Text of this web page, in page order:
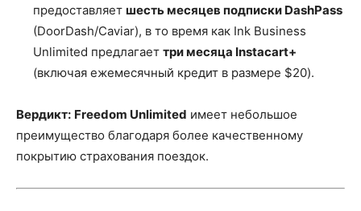
предоставляет шесть месяцев подписки DashPass
(DoorDash/Caviar), в то время как Ink Business
Unlimited предлагает три месяца Instacart+
(включая ежемесячный кредит в размере $20).
Вердикт: Freedom Unlimited имеет небольшое
преимущество благодаря более качественному
покрытию страхования поездок.